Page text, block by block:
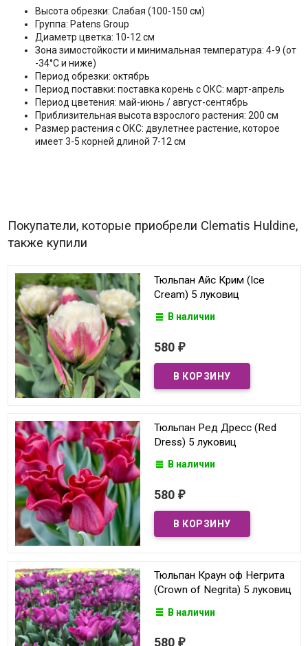
Высота обрезки: Слабая (100-150 см)
Группа: Patens Group
Диаметр цветка: 10-12 см
Зона зимостойкости и минимальная температура: 4-9 (от
-34°C и ниже)
Период обрезки: октябрь
Период поставки: поставка корень с ОКС: март-апрель
Период цветения: май-июнь / август-сентябрь
Приблизительная высота взрослого растения: 200 см
Размер растения с ОКС: двулетнее растение, которое
имеет 3-5 корней длиной 7-12 см
Покупатели, которые приобрели Clematis Huldine,
также купили
Тюльпан Айс Крим (Ice
Cream) 5 луковиц
В наличии
580 ₽
Тюльпан Ред Дресс (Red
Dress) 5 луковиц
В наличии
580 ₽
Тюльпан Краун оф Негрита
(Crown of Negrita) 5 луковиц
В наличии
580 ₽